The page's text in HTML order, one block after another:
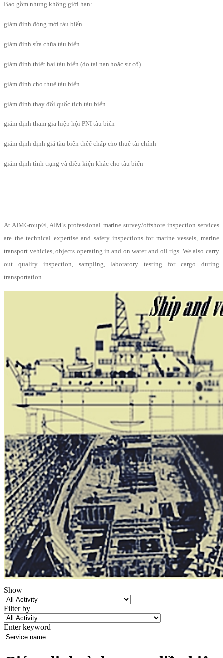
Bao gồm nhưng không giới hạn:
giám định đóng mới tàu biển
giám định sửa chữa tàu biển
giám định thiệt hại tàu biển (do tai nạn hoặc sự cố)
giám định cho thuê tàu biển
giám định thay đổi quốc tịch tàu biển
giám định tham gia hiệp hội PNI tàu biển
giám định định giá tàu biển thêế chấp cho thuê tài chính
giám định tình trạng và điều kiện khác cho tàu biển
At AIMGroup®, AIM’s professional marine survey/offshore inspection services
are the technical expertise and safety inspections for marine vessels, marine
transport vehicles, objects operating in and on water and oil rigs. We also carry
out quality inspection, sampling, laboratory testing for cargo during
transportation.
Show
Filter by
Enter keyword